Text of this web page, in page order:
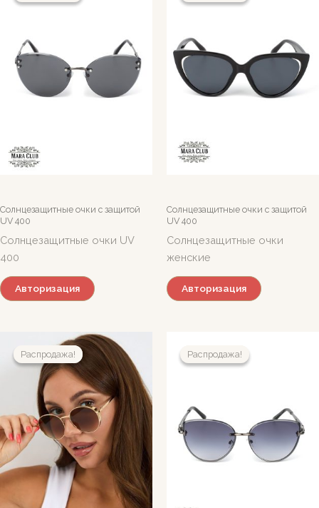
Солнцезащитные очки c защитой
UV 400
Солнцезащитные очки UV
400
Авторизация
Солнцезащитные очки c защитой
UV 400
Солнцезащитные очки
женские
Авторизация
Распродажа!
Распродажа! Распродажа!
Распродажа!